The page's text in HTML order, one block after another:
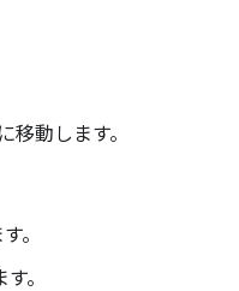
移動します。
。
。